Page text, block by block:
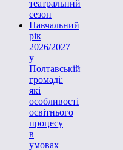
театральний
сезон
Навчальний
рік
2026/2027
у
Полтавській
громаді:
які
особливості
освітнього
процесу
в
умовах